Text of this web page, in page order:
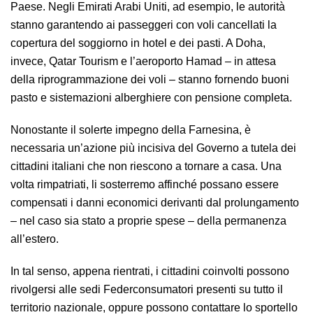
Paese. Negli Emirati Arabi Uniti, ad esempio, le autorità
stanno garantendo ai passeggeri con voli cancellati la
copertura del soggiorno in hotel e dei pasti. A Doha,
invece, Qatar Tourism e l’aeroporto Hamad – in attesa
della riprogrammazione dei voli – stanno fornendo buoni
pasto e sistemazioni alberghiere con pensione completa.
Nonostante il solerte impegno della Farnesina, è
necessaria un’azione più incisiva del Governo a tutela dei
cittadini italiani che non riescono a tornare a casa. Una
volta rimpatriati, li sosterremo affinché possano essere
compensati i danni economici derivanti dal prolungamento
– nel caso sia stato a proprie spese – della permanenza
all’estero.
In tal senso, appena rientrati, i cittadini coinvolti possono
rivolgersi alle sedi Federconsumatori presenti su tutto il
territorio nazionale, oppure possono contattare lo sportello